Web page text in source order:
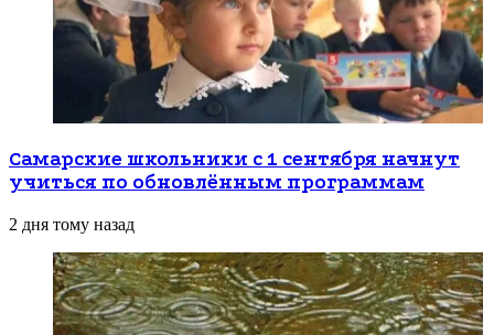
Самарские школьники с 1 сентября начнут
учиться по обновлённым программам
2 дня тому назад